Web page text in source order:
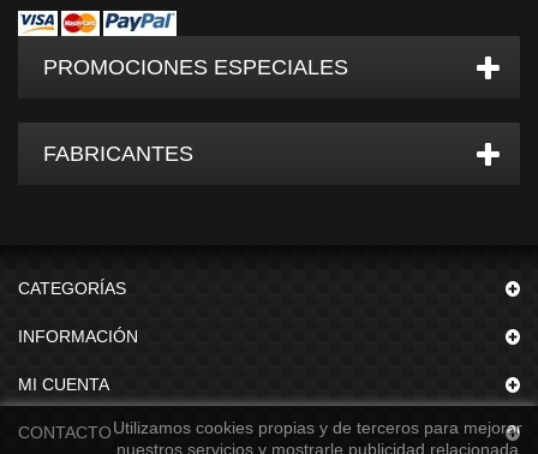
PROMOCIONES ESPECIALES
FABRICANTES
CATEGORÍAS
INFORMACIÓN
MI CUENTA
CONTACTOUtilizamos cookies propias y de terceros para mejorar
nuestros servicios y mostrarle publicidad relacionada